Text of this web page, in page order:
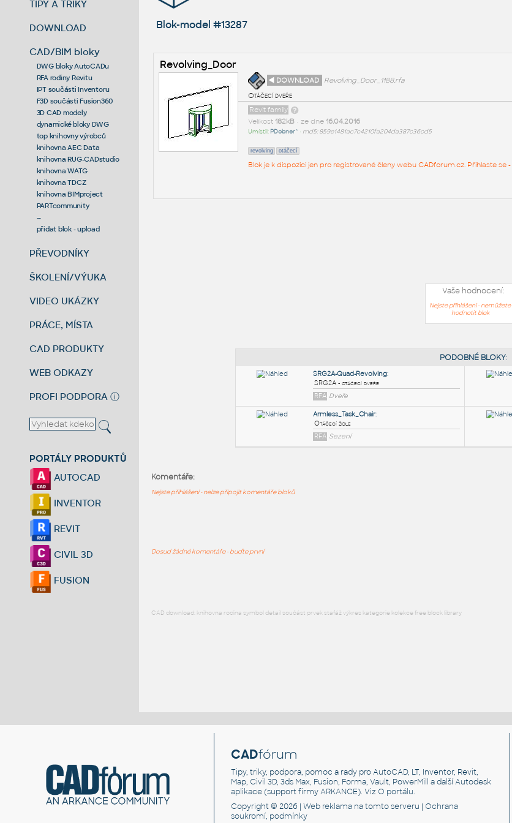
TIPY A TRIKY
DOWNLOAD
CAD/BIM bloky
DWG bloky AutoCADu
RFA rodiny Revitu
IPT součásti Inventoru
F3D součásti Fusion360
3D CAD modely
dynamické bloky DWG
top knihovny výrobců
knihovna AEC Data
knihovna RUG-CADstudio
knihovna WATG
knihovna TDCZ
knihovna BIMproject
PARTcommunity
--
přidat blok - upload
PŘEVODNÍKY
ŠKOLENÍ/VÝUKA
VIDEO UKÁZKY
PRÁCE, MÍSTA
CAD PRODUKTY
WEB ODKAZY
PROFI PODPORA ⓘ
PORTÁLY PRODUKTŮ
AUTOCAD
INVENTOR
REVIT
CIVIL 3D
FUSION
Blok-model #13287
Revolving_Door
◄ DOWNLOAD
Revolving_Door_1188.rfa
Otáčecí dveře
Revit family
Velikost 182kB• ze dne 16.04.2016
Umístil: PDobner^ • md5: 859e1481ac7c4210fa204da387c36cd5
revolving otáčecí
Blok je k dispozici jen pro registrované členy webu CADforum.cz. Přihlaste se -
Vaše hodnocení:
Nejste přihlášeni - nemůžete
hodnotit blok
Komentáře:
Nejste přihlášeni - nelze připojit komentáře bloků
Dosud žádné komentáře - buďte první
CAD download: knihovna rodina symbol detail součást prvek stafáž výkres kategorie kolekce free block library
CADfórum
Tipy, triky, podpora, pomoc a rady pro AutoCAD, LT, Inventor, Revit,
Map, Civil 3D, 3ds Max, Fusion, Forma, Vault, PowerMill a další Autodesk
aplikace (support firmy ARKANCE). VizO portálu.
Copyright © 2026 |Web reklama na tomto serveru |Ochrana
soukromí, podmínky